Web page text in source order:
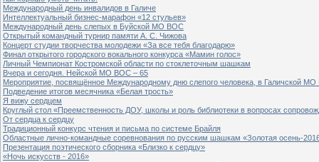
Международный день инвалидов в Галиче
Интеллектуальный бизнес-марафон «12 стульев»
Международный день слепых в Буйской МО ВОС
Открытый командный турнир памяти А. С. Чижова
Концерт студии творчества молодежи «За все тебя благодарю»
Финал открытого городского вокального конкурса «Мамин голос»
Личный Чемпионат Костромской области по стоклеточным шашкам
Вчера и сегодня. Нейской МО ВОС – 65
Мероприятие, посвящённое Международному дню слепого человека, в Галичской
Подведение итогов месячника «Белая трость»
Я вижу сердцем
Круглый стол «Преемственность ДОУ, школы и роль библиотеки в вопросах
От сердца к сердцу
Традиционный конкурс чтения и письма по системе Брайля
Областные лично-командные соревнования по русским шашкам «Золотая осень-
Презентация поэтического сборника «Близко к сердцу»
«Ночь искусств - 2016»